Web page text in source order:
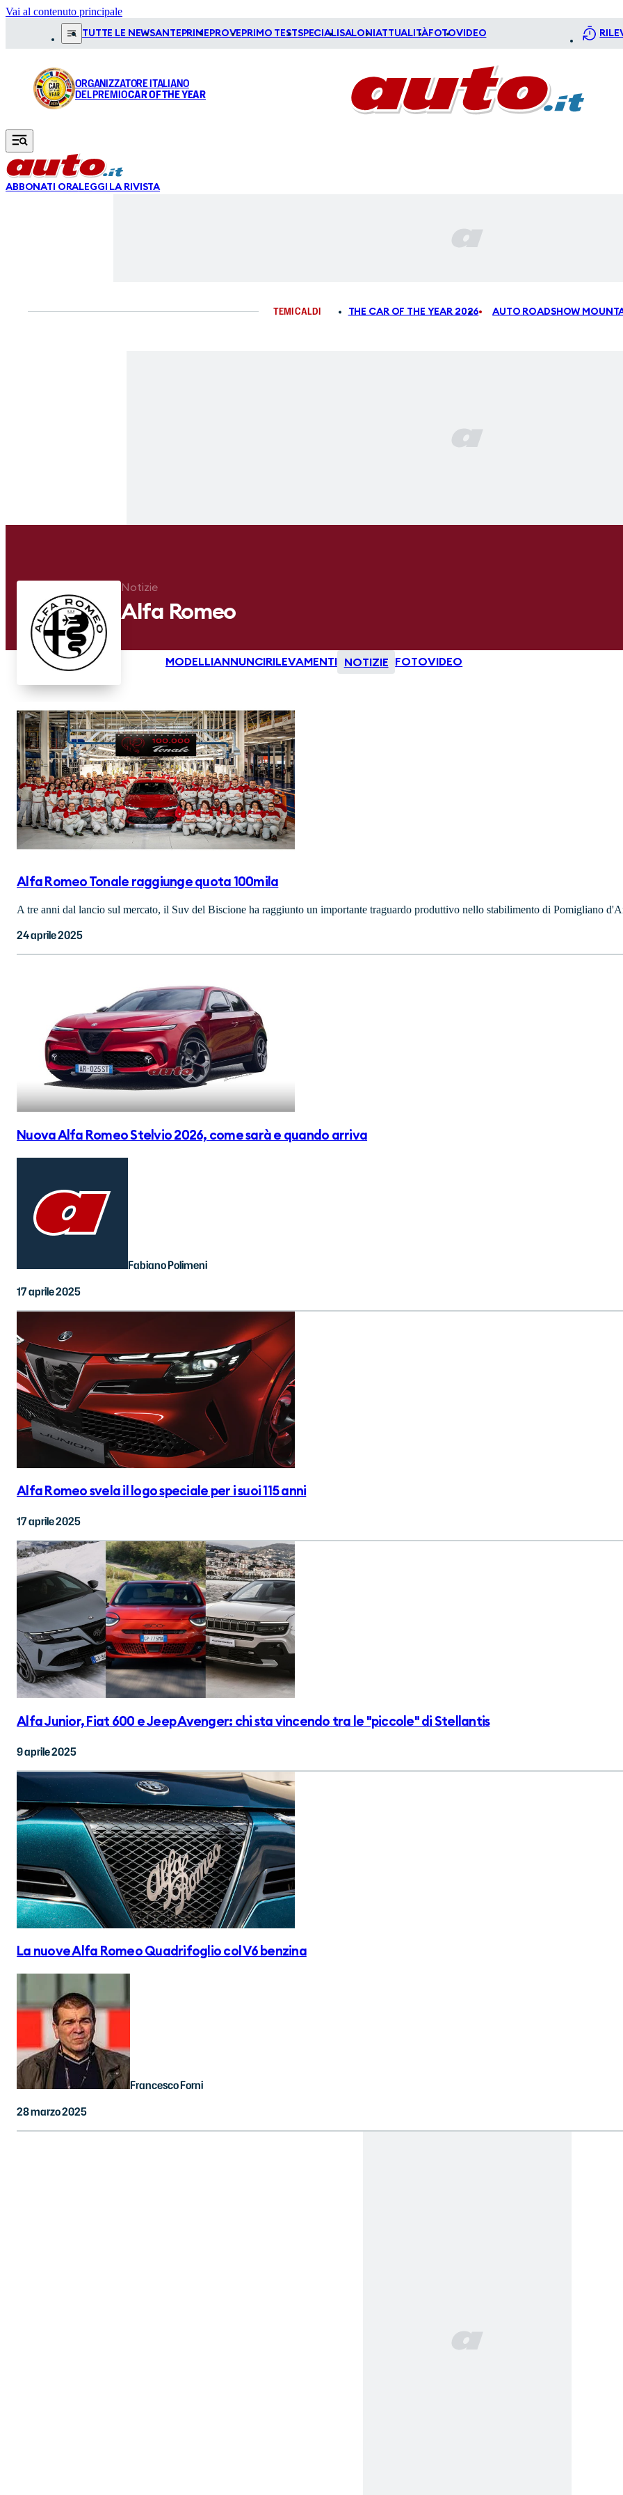
Vai al contenuto principale
TUTTE LE NEWSANTEPRIME PROVE PRIMO TESTSPECIALI SALONI ATTUALITÀFOTOVIDEO
ORGANIZZATORE ITALIANO
DEL PREMIOCAR OF THE YEAR
ABBONATI ORALEGGI LA RIVISTA
TEMI CALDI THE CAR OF THE YEAR 2026 AUTO ROADSHOW
Notizie
Alfa Romeo
MODELLI ANNUNCI RILEVAMENTI NOTIZIE FOTOVIDEO
Alfa Romeo Tonale raggiunge quota 100mila
A tre anni dal lancio sul mercato, il Suv del Biscione ha raggiunto un importante traguardo produttivo nello stabilimento di Pomigliano
24 aprile 2025
Nuova Alfa Romeo Stelvio 2026, come sarà e quando arriva
Fabiano Polimeni
17 aprile 2025
Alfa Romeo svela il logo speciale per i suoi 115 anni
17 aprile 2025
Alfa Junior, Fiat 600 e Jeep Avenger: chi sta vincendo tra le "piccole" di Stellantis
9 aprile 2025
La nuove Alfa Romeo Quadrifoglio col V6 benzina
Francesco Forni
28 marzo 2025